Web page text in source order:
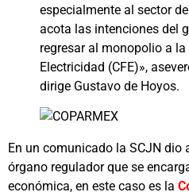
especialmente al sector
acota las intenciones del
regresar al monopolio a
Electricidad (CFE)»,
dirige Gustavo de Hoyos.
En un comunicado la SCJN dio
órgano regulador que se
económica, en este caso es la